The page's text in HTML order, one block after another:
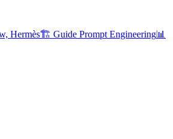
Hermès🏗️ Guide Prompt Engineering📊